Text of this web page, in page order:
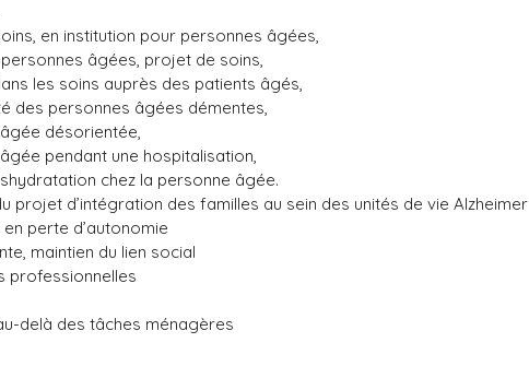
en institution pour personnes âgées,
âgées, projet de soins,
les soins auprès des patients âgés,
des personnes âgées démentes,
désorientée,
pendant une hospitalisation,
chez la personne âgée.
projet d’intégration des familles au sein des unités de vie Alzheimer
perte d’autonomie
maintien du lien social
professionnelles
delà des tâches ménagères